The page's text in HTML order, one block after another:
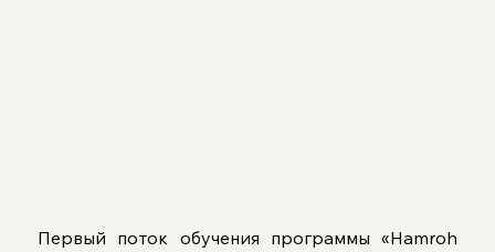
Первый поток обучения программы «Hamroh